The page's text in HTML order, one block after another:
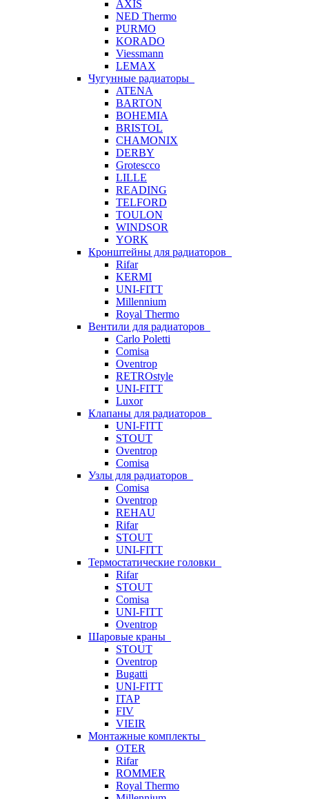
AXIS
NED Thermo
PURMO
KORADO
Viessmann
LEMAX
Чугунные радиаторы
ATENA
BARTON
BOHEMIA
BRISTOL
CHAMONIX
DERBY
Grotescco
LILLE
READING
TELFORD
TOULON
WINDSOR
YORK
Кронштейны для радиаторов
Rifar
KERMI
UNI-FITT
Millennium
Royal Thermo
Вентили для радиаторов
Carlo Poletti
Comisa
Oventrop
RETROstyle
UNI-FITT
Luxor
Клапаны для радиаторов
UNI-FITT
STOUT
Oventrop
Comisa
Узлы для радиаторов
Comisa
Oventrop
REHAU
Rifar
STOUT
UNI-FITT
Термостатические головки
Rifar
STOUT
Comisa
UNI-FITT
Oventrop
Шаровые краны
STOUT
Oventrop
Bugatti
UNI-FITT
ITAP
FIV
VIEIR
Монтажные комплекты
OTER
Rifar
ROMMER
Royal Thermo